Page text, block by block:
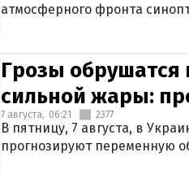
атмосферного фронта
Грозы обрушатся
сильной жары:
7 августа, 06:21 2377
В пятницу, 7 августа, в
прогнозируют переменную